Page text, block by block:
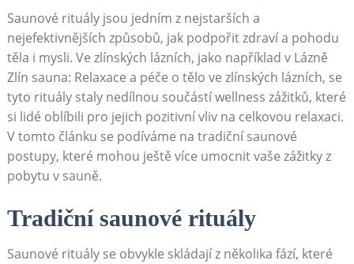
Saunové rituály jsou jedním z nejstarších a
nejefektivnějších způsobů, jak podpořit zdraví a pohodu
těla i mysli. Ve zlínských lázních, jako například v Lázně
Zlín sauna: Relaxace a péče o tělo ve zlínských lázních, se
tyto rituály staly nedílnou součástí wellness zážitků, které
si lidé oblíbili pro jejich pozitivní vliv na celkovou relaxaci.
V tomto článku se podíváme na tradiční saunové
postupy, které mohou ještě více umocnit vaše zážitky z
pobytu v sauně.
Tradiční saunové rituály
Saunové rituály se obvykle skládají z několika fází, které